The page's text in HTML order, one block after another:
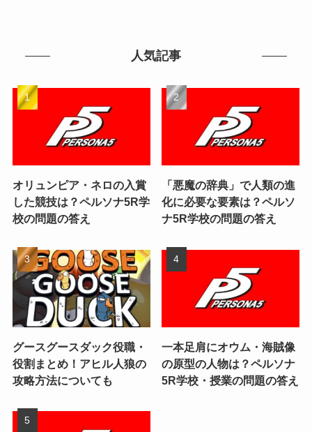
人気記事
オリュンピア・ネロの入賞
した競技は？ペルソナ5R学
校の問題の答え
「悪魔の辞典」で人類の進
化に必要な要素は？ペルソ
ナ5R学校の問題の答え
グースグースダック役職・
役割まとめ！アヒル人狼の
攻略方法についても
一本足肩にオウム・海賊像
の原型の人物は？ペルソナ
5R学校・授業の問題の答え